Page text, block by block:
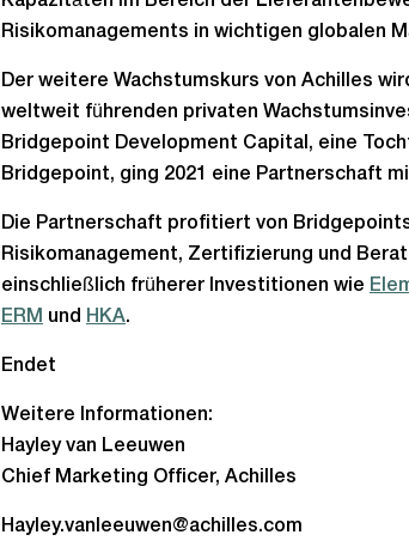
Risikomanagements in wichtigen globalen
Der weitere Wachstumskurs von Achilles
weltweit führenden privaten
Bridgepoint Development Capital, eine
Bridgepoint, ging 2021 eine Partnerschaft
Die Partnerschaft profitiert von
Risikomanagement, Zertifizierung und
einschließlich früherer Investitionen wie
ERM und HKA.
Endet
Weitere Informationen:
Hayley van Leeuwen
Chief Marketing Officer, Achilles
Hayley.vanleeuwen@achilles.com